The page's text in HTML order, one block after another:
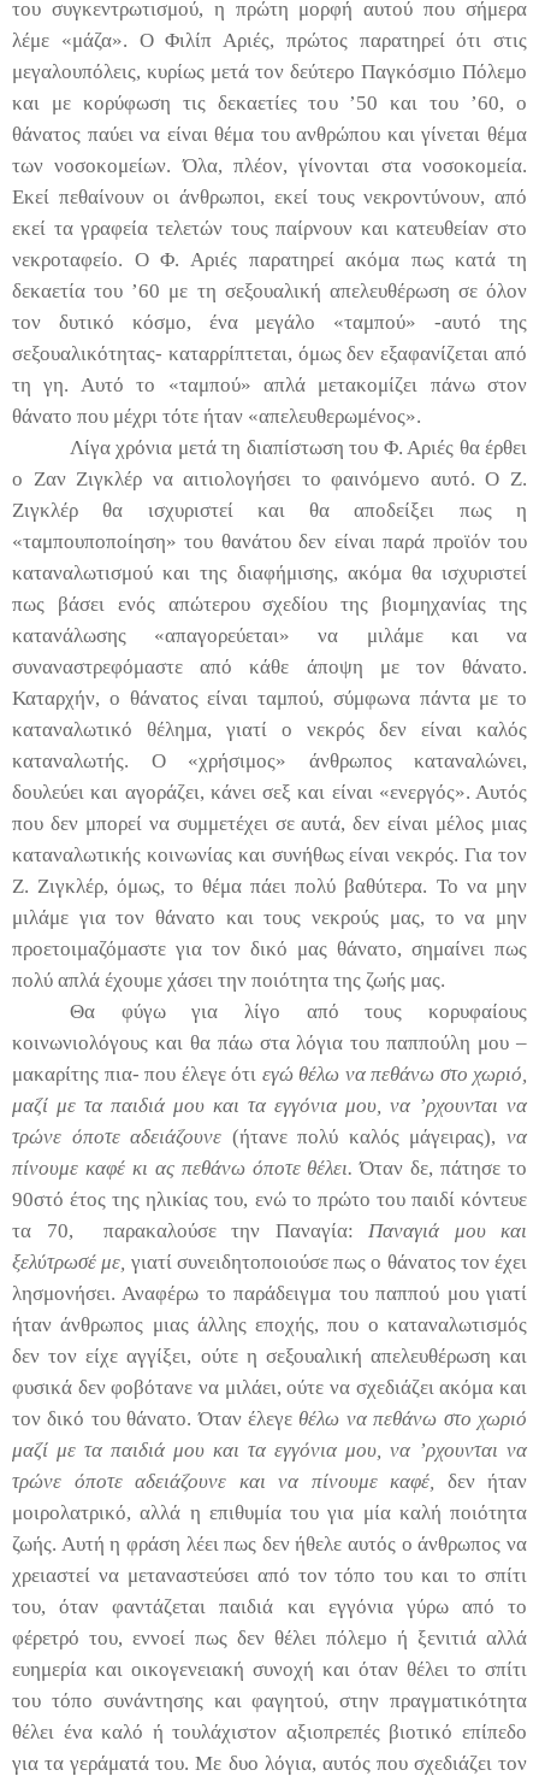
του συγκεντρωτισμού, η πρώτη μορφή αυτού που σήμερα
λέμε «μάζα». Ο Φιλίπ Αριές, πρώτος παρατηρεί ότι στις
μεγαλουπόλεις, κυρίως μετά τον δεύτερο Παγκόσμιο Πόλεμο
και με κορύφωση τις δεκαετίες του ’50 και του ’60, ο
θάνατος παύει να είναι θέμα του ανθρώπου και γίνεται θέμα
των νοσοκομείων. Όλα, πλέον, γίνονται στα νοσοκομεία.
Εκεί πεθαίνουν οι άνθρωποι, εκεί τους νεκροντύνουν, από
εκεί τα γραφεία τελετών τους παίρνουν και κατευθείαν στο
νεκροταφείο. Ο Φ. Αριές παρατηρεί ακόμα πως κατά τη
δεκαετία του ’60 με τη σεξουαλική απελευθέρωση σε όλον
τον δυτικό κόσμο, ένα μεγάλο «ταμπού» -αυτό της
σεξουαλικότητας- καταρρίπτεται, όμως δεν εξαφανίζεται από
τη γη. Αυτό το «ταμπού» απλά μετακομίζει πάνω στον
θάνατο που μέχρι τότε ήταν «απελευθερωμένος».
Λίγα χρόνια μετά τη διαπίστωση του Φ. Αριές θα έρθει
ο Ζαν Ζιγκλέρ να αιτιολογήσει το φαινόμενο αυτό. Ο Ζ.
Ζιγκλέρ θα ισχυριστεί και θα αποδείξει πως η
«ταμπουποποίηση» του θανάτου δεν είναι παρά προϊόν του
καταναλωτισμού και της διαφήμισης, ακόμα θα ισχυριστεί
πως βάσει ενός απώτερου σχεδίου της βιομηχανίας της
κατανάλωσης «απαγορεύεται» να μιλάμε και να
συναναστρεφόμαστε από κάθε άποψη με τον θάνατο.
Καταρχήν, ο θάνατος είναι ταμπού, σύμφωνα πάντα με το
καταναλωτικό θέλημα, γιατί ο νεκρός δεν είναι καλός
καταναλωτής. Ο «χρήσιμος» άνθρωπος καταναλώνει,
δουλεύει και αγοράζει, κάνει σεξ και είναι «ενεργός». Αυτός
που δεν μπορεί να συμμετέχει σε αυτά, δεν είναι μέλος μιας
καταναλωτικής κοινωνίας και συνήθως είναι νεκρός. Για τον
Ζ. Ζιγκλέρ, όμως, το θέμα πάει πολύ βαθύτερα. Το να μην
μιλάμε για τον θάνατο και τους νεκρούς μας, το να μην
προετοιμαζόμαστε για τον δικό μας θάνατο, σημαίνει πως
πολύ απλά έχουμε χάσει την ποιότητα της ζωής μας.
Θα φύγω για λίγο από τους κορυφαίους
κοινωνιολόγους και θα πάω στα λόγια του παππούλη μου –
μακαρίτης πια- που έλεγε ότι εγώ θέλω να πεθάνω στο χωριό,
μαζί με τα παιδιά μου και τα εγγόνια μου, να ’ρχουνται να
τρώνε όποτε αδειάζουνε (ήτανε πολύ καλός μάγειρας),να
πίνουμε καφέ κι ας πεθάνω όποτε θέλει.Όταν δε, πάτησε το
90στό έτος της ηλικίας του, ενώ το πρώτο του παιδί κόντευε
τα 70, παρακαλούσε την Παναγία: Παναγιά μου και
ξελύτρωσέ με, γιατί συνειδητοποιούσε πως ο θάνατος τον έχει
λησμονήσει. Αναφέρω το παράδειγμα του παππού μου γιατί
ήταν άνθρωπος μιας άλλης εποχής, που ο καταναλωτισμός
δεν τον είχε αγγίξει, ούτε η σεξουαλική απελευθέρωση και
φυσικά δεν φοβότανε να μιλάει, ούτε να σχεδιάζει ακόμα και
τον δικό του θάνατο. Όταν έλεγε θέλω να πεθάνω στο χωριό
μαζί με τα παιδιά μου και τα εγγόνια μου, να ’ρχουνται να
τρώνε όποτε αδειάζουνε και να πίνουμε καφέ, δεν ήταν
μοιρολατρικό, αλλά η επιθυμία του για μία καλή ποιότητα
ζωής. Αυτή η φράση λέει πως δεν ήθελε αυτός ο άνθρωπος να
χρειαστεί να μεταναστεύσει από τον τόπο του και το σπίτι
του, όταν φαντάζεται παιδιά και εγγόνια γύρω από το
φέρετρό του, εννοεί πως δεν θέλει πόλεμο ή ξενιτιά αλλά
ευημερία και οικογενειακή συνοχή και όταν θέλει το σπίτι
του τόπο συνάντησης και φαγητού, στην πραγματικότητα
θέλει ένα καλό ή τουλάχιστον αξιοπρεπές βιοτικό επίπεδο
για τα γεράματά του. Με δυο λόγια, αυτός που σχεδιάζει τον